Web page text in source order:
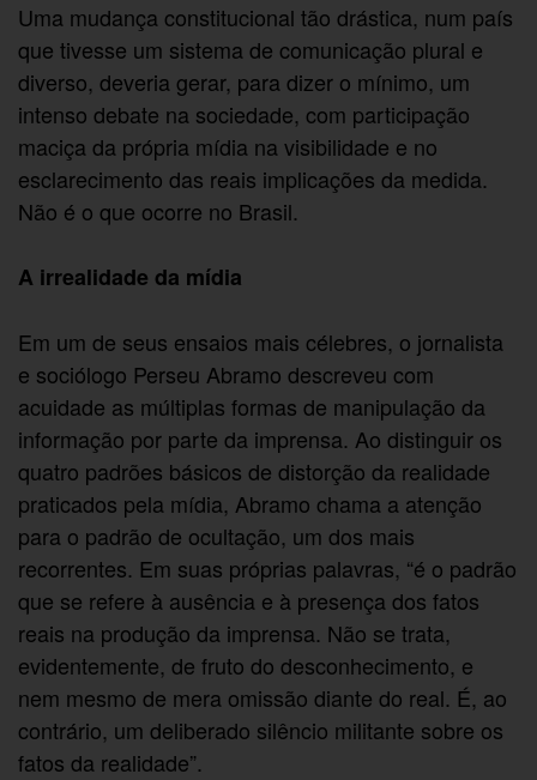
Uma mudança constitucional tão drástica, num país
que tivesse um sistema de comunicação plural e
diverso, deveria gerar, para dizer o mínimo, um
intenso debate na sociedade, com participação
maciça da própria mídia na visibilidade e no
esclarecimento das reais implicações da medida.
Não é o que ocorre no Brasil.
A irrealidade da mídia
Em um de seus ensaios mais célebres, o jornalista
e sociólogo Perseu Abramo descreveu com
acuidade as múltiplas formas de manipulação da
informação por parte da imprensa. Ao distinguir os
quatro padrões básicos de distorção da realidade
praticados pela mídia, Abramo chama a atenção
para o padrão de ocultação, um dos mais
recorrentes. Em suas próprias palavras, “é o padrão
que se refere à ausência e à presença dos fatos
reais na produção da imprensa. Não se trata,
evidentemente, de fruto do desconhecimento, e
nem mesmo de mera omissão diante do real. É, ao
contrário, um deliberado silêncio militante sobre os
fatos da realidade”.